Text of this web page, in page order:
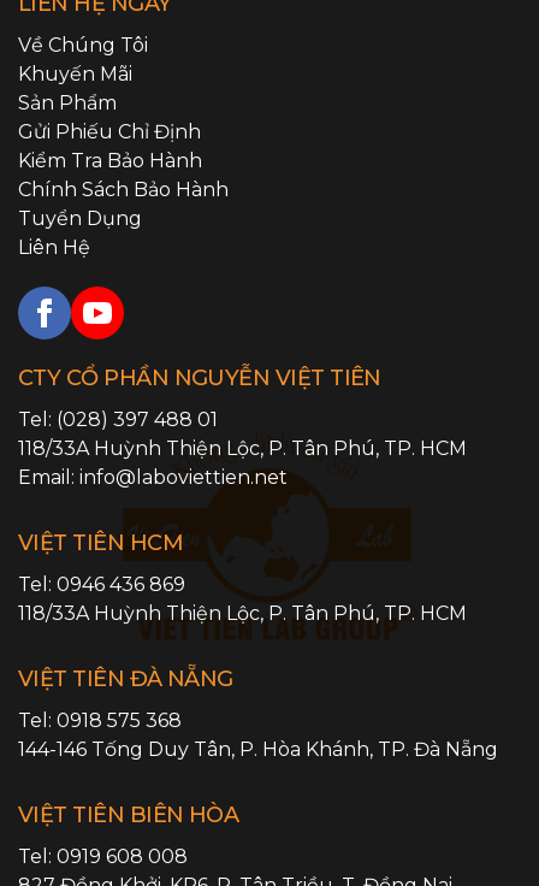
CTY CỔ PHẦN NGUYỄN VIỆT TIÊN
Tel: (028) 397 488 01
118/33A Huỳnh Thiện Lộc, P. Tân Phú, TP. HCM
Email: info@laboviettien.net
VIỆT TIÊN HCM
Tel: 0946 436 869
118/33A Huỳnh Thiện Lộc, P. Tân Phú, TP. HCM
VIỆT TIÊN ĐÀ NẴNG
Tel: 0918 575 368
144-146 Tống Duy Tân, P. Hòa Khánh, TP. Đà Nẵng
VIỆT TIÊN BIÊN HÒA
Tel: 0919 608 008
Về Chúng Tôi
Khuyến Mãi
Sản Phẩm
Gửi Phiếu Chỉ Định
Kiểm Tra Bảo Hành
Chính Sách Bảo Hành
Tuyển Dụng
Liên Hệ